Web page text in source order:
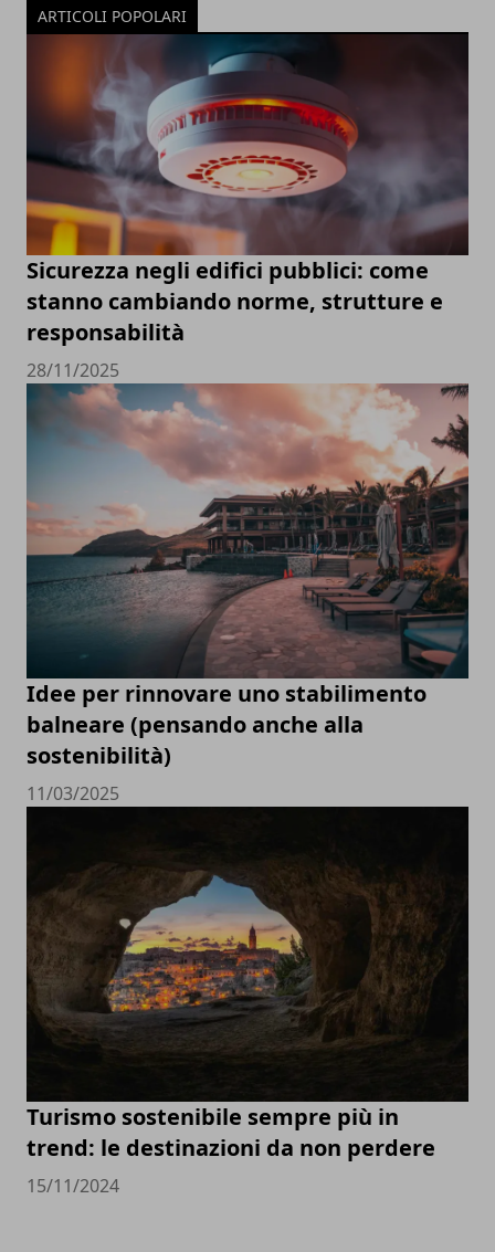
ARTICOLI POPOLARI
Sicurezza negli edifici pubblici: come
stanno cambiando norme, strutture e
responsabilità
28/11/2025
Idee per rinnovare uno stabilimento
balneare (pensando anche alla
sostenibilità)
11/03/2025
Turismo sostenibile sempre più in
trend: le destinazioni da non perdere
15/11/2024